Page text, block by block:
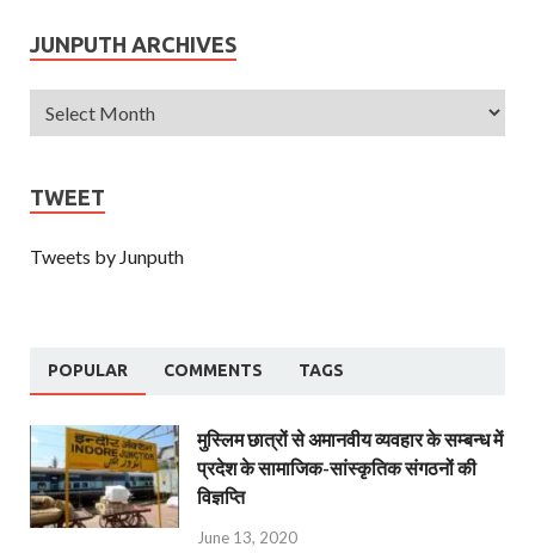
JUNPUTH ARCHIVES
TWEET
Tweets by Junputh
POPULAR COMMENTS TAGS
मुस्लिम छात्रों से अमानवीय व्यवहार के सम्बन्ध में
प्रदेश के सामाजिक-सांस्कृतिक संगठनों की
विज्ञप्ति
June 13, 2020